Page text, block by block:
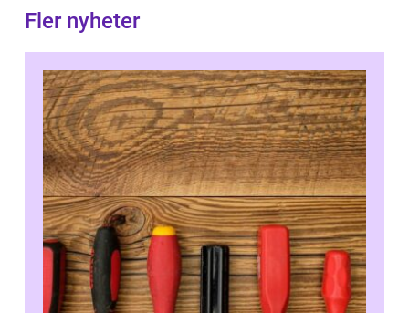
Fler nyheter